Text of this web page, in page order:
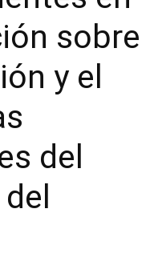
sobre
y el
del